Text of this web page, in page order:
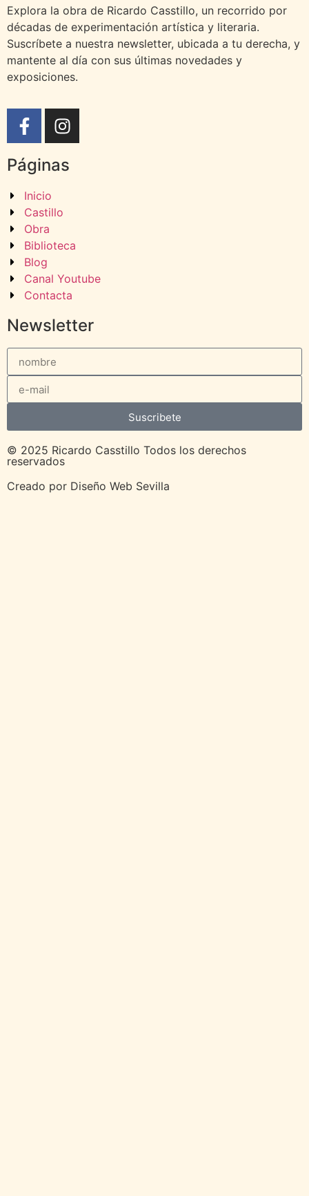
Explora la obra de Ricardo Casstillo, un recorrido por
décadas de experimentación artística y literaria.
Suscríbete a nuestra newsletter, ubicada a tu derecha, y
mantente al día con sus últimas novedades y
exposiciones.
Páginas
Inicio
Castillo
Obra
Biblioteca
Blog
Canal Youtube
Contacta
Newsletter
Suscribete
© 2025 Ricardo Casstillo Todos los derechos
reservados
Creado por Diseño Web Sevilla